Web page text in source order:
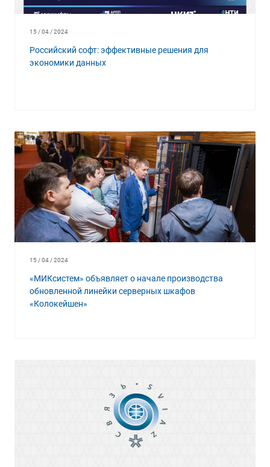
15 / 04 / 2024
Российский софт: эффективные решения для
экономики данных
15 / 04 / 2024
«МИКсистем» объявляет о начале производства
обновленной линейки серверных шкафов
«Колокейшен»